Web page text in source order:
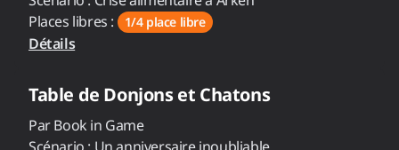
Places libres :
1/4 place libre
Détails
Table de Donjons et Chatons
ParBook in Game